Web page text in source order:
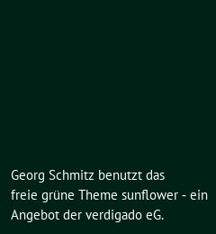
Georg Schmitz benutzt das
freie grüne Theme sunflower ‐ ein
Angebot der verdigado eG.